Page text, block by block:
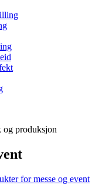
produksjon
for messe og event